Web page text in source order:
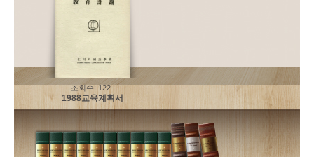
1988교육계획서
조회수: 122